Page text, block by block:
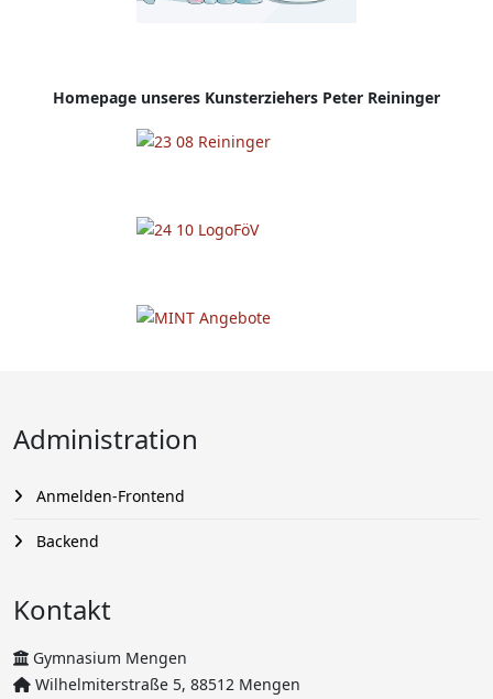
Homepage unseres Kunsterziehers Peter Reininger
Administration
Anmelden-Frontend
Backend
Kontakt
Gymnasium Mengen
Wilhelmiterstraße 5, 88512 Mengen